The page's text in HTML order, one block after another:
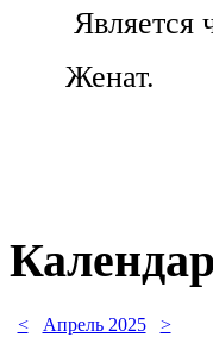
Является
Женат.
< Апрель 2025
>